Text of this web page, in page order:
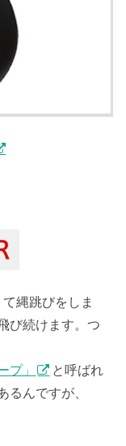
縄跳びをしま
び続けます。つ
プ」
と呼ばれ
るんですが、